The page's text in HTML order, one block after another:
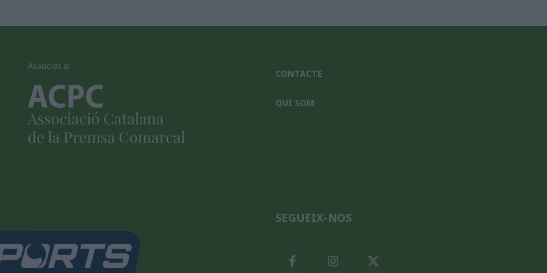
Associat a:
CONTACTE
QUI SOM
SEGUEIX-NOS